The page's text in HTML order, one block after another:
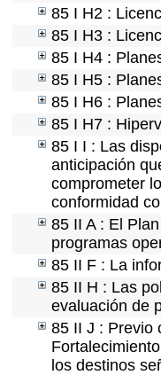
85 I H2 :
85 I H3 :
85 I H4 :
85 I H5 :
85 I H6 :
85 I H7 :
85 I I : Las
anticipación
comprometer
conformidad
85 II A : El
programas
85 II F : La
85 II H : Las
evaluación de
85 II J : Previo
los destinos